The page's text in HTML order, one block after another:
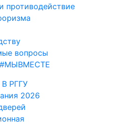
противодействие
вопросы
#МЫВМЕСТЕ
РГГУ
2026